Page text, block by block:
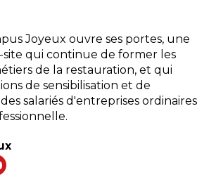
Joyeux ouvre ses portes, une
qui continue de former les
de la restauration, et qui
de sensibilisation et de
salariés d'entreprises ordinaires